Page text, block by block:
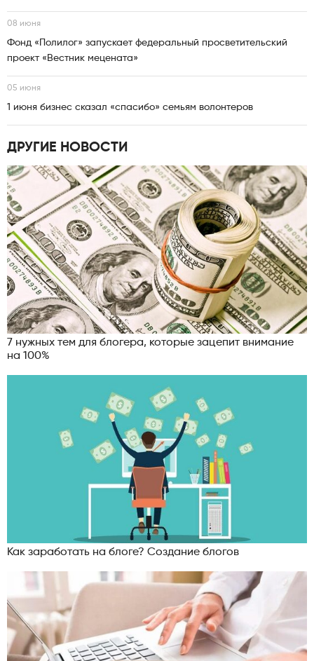
08 июня
Фонд «Полилог» запускает федеральный просветительский
проект «Вестник мецената»
05 июня
1 июня бизнес сказал «спасибо» семьям волонтеров
ДРУГИЕ НОВОСТИ
7 нужных тем для блогера, которые зацепит внимание
на 100%
Как заработать на блоге? Создание блогов